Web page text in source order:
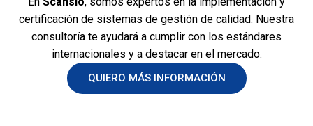
certificación de sistemas de gestión de calidad. Nuestra
consultoría te ayudará a cumplir con los estándares
internacionales y a destacar en el mercado.
QUIERO MÁS INFORMACIÓN